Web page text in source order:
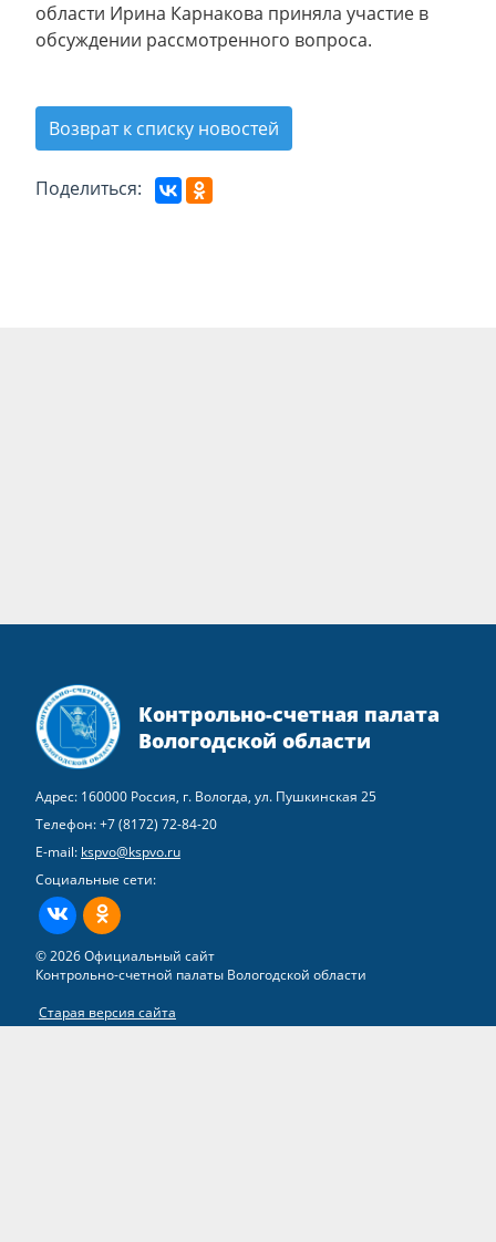
области Ирина Карнакова приняла участие в
обсуждении рассмотренного вопроса.
Возврат к списку новостей
Поделиться:
Контрольно-счетная палата
Вологодской области
Адрес: 160000 Россия, г. Вологда, ул. Пушкинская 25
Телефон:+7 (8172) 72-84-20
E-mail: kspvo@kspvo.ru
Социальные сети:
ВКонтактеОдноклассники
© 2026 Официальный сайт
Контрольно-счетной палаты Вологодской области
Старая версия сайта